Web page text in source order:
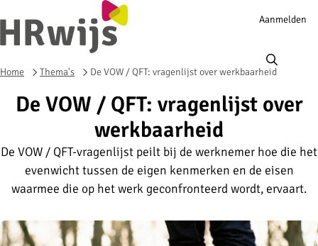
Account
Aanmelden
Home Thema's De VOW / QFT: vragenlijst over werkbaarheid
De VOW / QFT: vragenlijst over
werkbaarheid
De VOW / QFT-vragenlijst peilt bij de werknemer hoe die het
evenwicht tussen de eigen kenmerken en de eisen
waarmee die op het werk geconfronteerd wordt, ervaart.